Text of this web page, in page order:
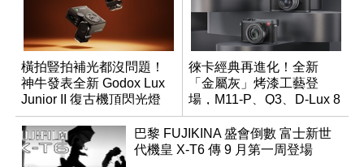
橫拍豎拍補光都沒問題！
神牛發表全新 Godox Lux
Junior II 復古機頂閃光燈
徠卡經典再進化！全新
「金屬灰」烤漆工藝登
場，M11-P、Q3、D-Lux 8
領銜換裝
巴黎 FUJIKINA 盛會倒數 富士新世
代機皇 X-T6 傳 9 月第一周登場